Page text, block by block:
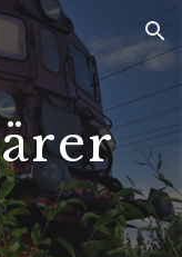
Skip to navigation